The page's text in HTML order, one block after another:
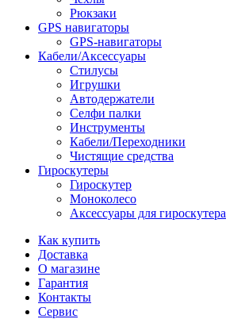
Рюкзаки
GPS навигаторы
GPS-навигаторы
Кабели/Аксессуары
Стилусы
Игрушки
Автодержатели
Селфи палки
Инструменты
Кабели/Переходники
Чистящие средства
Гироскутеры
Гироскутер
Моноколесо
Аксессуары для гироскутера
Как купить
Доставка
О магазине
Гарантия
Контакты
Сервис